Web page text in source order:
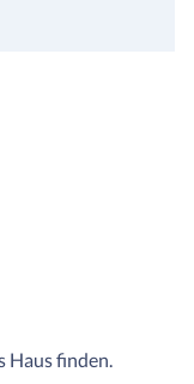
Haus finden.